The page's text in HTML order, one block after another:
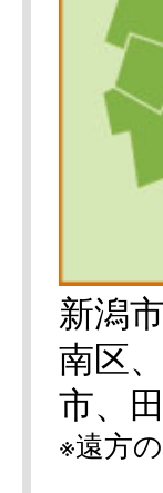
新潟
南区
市、
※遠方